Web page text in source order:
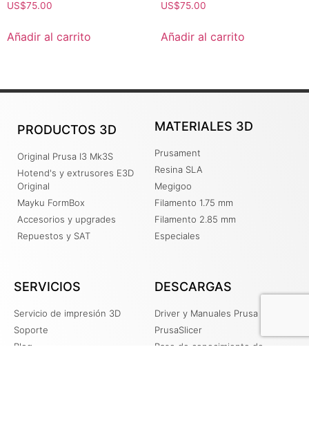
US$75.00
Añadir al carrito
US$75.00
Añadir al carrito
PRODUCTOS 3D
Original Prusa I3 Mk3S
Hotend's y extrusores E3D
Original
Mayku FormBox
Accesorios y upgrades
Repuestos y SAT
MATERIALES 3D
Prusament
Resina SLA
Megigoo
Filamento 1.75 mm
Filamento 2.85 mm
Especiales
SERVICIOS
Servicio de impresión 3D
Soporte
Blog
DESCARGAS
Driver y Manuales Prusa
PrusaSlicer
Base de conocimiento de